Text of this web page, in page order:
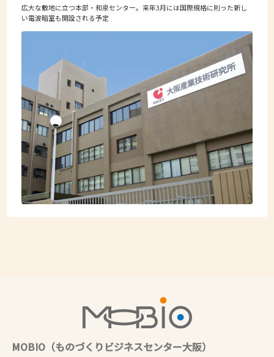
広大な敷地に立つ本部・和泉センター。来年3月には国際規格に則った新し
い電波暗室も開設される予定
MOBIO（ものづくりビジネスセンター大阪）